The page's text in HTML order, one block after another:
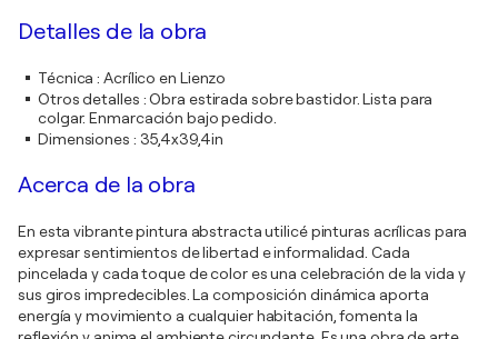
Detalles de la obra
Técnica :Acrílico en Lienzo
Otros detalles :Obra estirada sobre bastidor. Lista para
colgar. Enmarcación bajo pedido.
Dimensiones : 35,4x39,4in
Acerca de la obra
En esta vibrante pintura abstracta utilicé pinturas acrílicas para
expresar sentimientos de libertad e informalidad. Cada
pincelada y cada toque de color es una celebración de la vida y
sus giros impredecibles. La composición dinámica aporta
energía y movimiento a cualquier habitación, fomenta la